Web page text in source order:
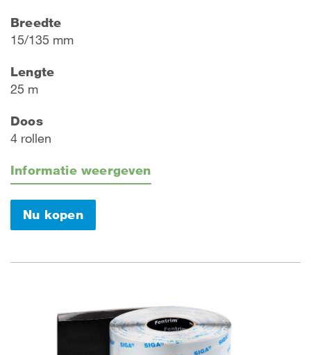
Breedte
15/135 mm
Lengte
25 m
Doos
4 rollen
Informatie weergeven
Nu kopen